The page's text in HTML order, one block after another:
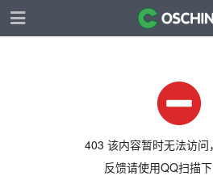
403 该内容暂时无法访问
反馈请使用QQ扫描